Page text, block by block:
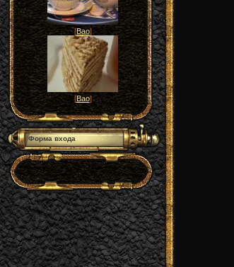
[Вао]
[Вао]
Форма входа